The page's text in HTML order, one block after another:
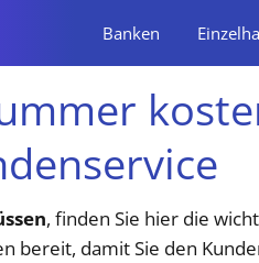
Banken
, finden Sie hier die
bereit, damit Sie den